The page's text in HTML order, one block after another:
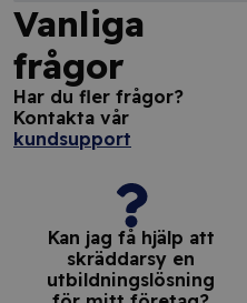
Vanliga
frågor
Har du fler frågor?
Kontakta vår
kundsupport
Kan jag få hjälp att
skräddarsy en
utbildningslösning